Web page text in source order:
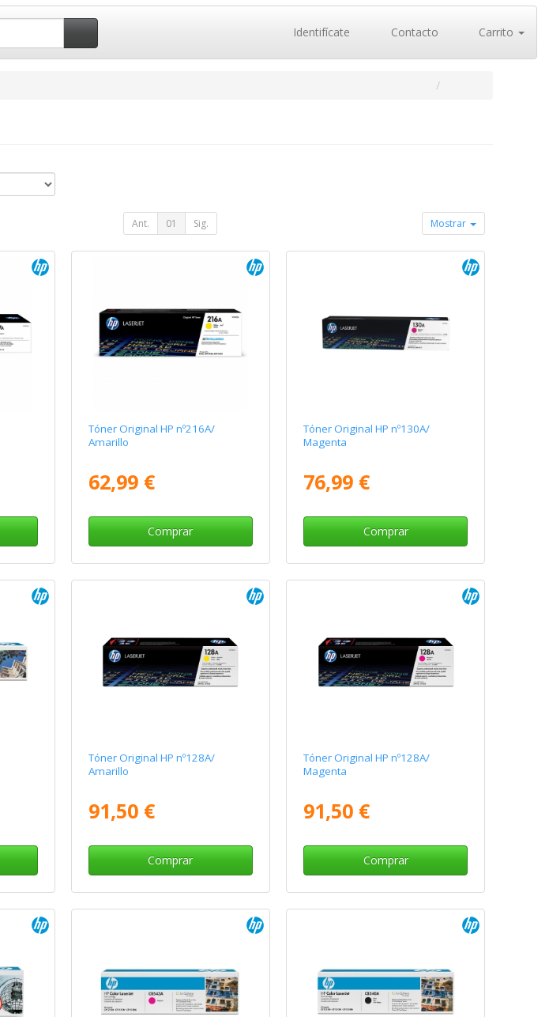
Identifícate Contacto Carrito
Ant. 01 Sig. Mostrar
Tóner Original HP nº216A/
Amarillo
62,99 €
Comprar
Tóner Original HP nº130A/
Magenta
76,99 €
Comprar
Tóner Original HP nº128A/
Amarillo
91,50 €
Comprar
Tóner Original HP nº128A/
Magenta
91,50 €
Comprar